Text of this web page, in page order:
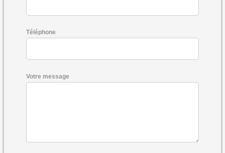
Téléphone
Votre message